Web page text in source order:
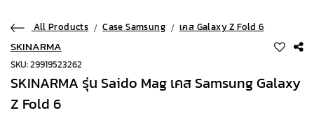
All Products Case Samsung เคส Galaxy Z Fold 6
SKINARMA
SKU: 29919523262
SKINARMA รุ่น Saido Mag เคส Samsung Galaxy
Z Fold 6